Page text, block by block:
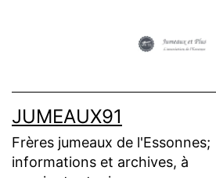
JUMEAUX91
Frères jumeaux de l'Essonnes;
informations et archives, à